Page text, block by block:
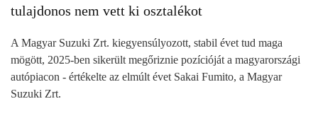
tulajdonos nem vett ki osztalékot
A Magyar Suzuki Zrt. kiegyensúlyozott, stabil évet tud maga
mögött, 2025-ben sikerült megőriznie pozícióját a magyarországi
autópiacon - értékelte az elmúlt évet Sakai Fumito, a Magyar
Suzuki Zrt.